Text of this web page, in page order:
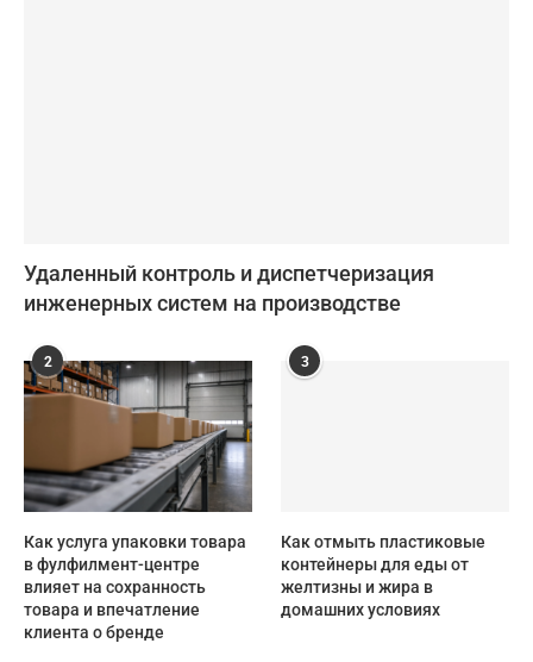
Удаленный контроль и диспетчеризация
инженерных систем на производстве
2
Как услуга упаковки товара
в фулфилмент-центре
влияет на сохранность
товара и впечатление
клиента о бренде
3
Как отмыть пластиковые
контейнеры для еды от
желтизны и жира в
домашних условиях